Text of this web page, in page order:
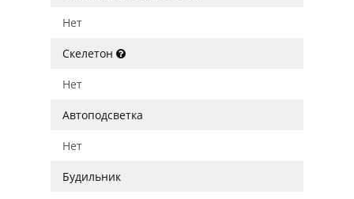
Нет
Скелетон
Нет
Автоподсветка
Нет
Будильник